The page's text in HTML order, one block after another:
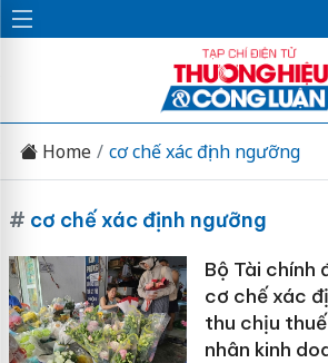
Home cơ chế xác định ngưỡng
# cơ chế xác định ngưỡng
Bộ Tài chính
cơ chế xác
thu chịu
nhân kinh